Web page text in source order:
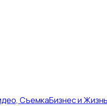
СъемкаБизнес и Жизнь